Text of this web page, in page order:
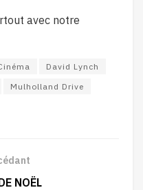
avec notre
David Lynch
Mulholland Drive
NOËL